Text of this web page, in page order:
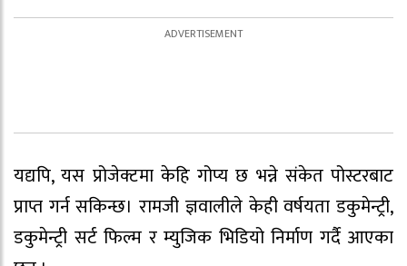
यद्यपि, यस प्रोजेक्टमा केहि गोप्य छ भन्ने संकेत पोस्टरबाट
प्राप्त गर्न सकिन्छ। रामजी ज्ञवालीले केही वर्षयता डकुमेन्ट्री,
डकुमेन्ट्री सर्ट फिल्म र म्युजिक भिडियो निर्माण गर्दै आएका